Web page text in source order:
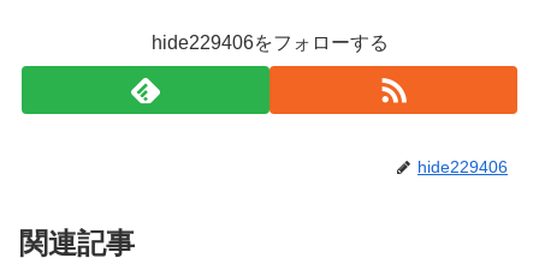
hide229406をフォローする
hide229406
関連記事